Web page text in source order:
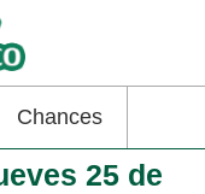
Chances
25 de